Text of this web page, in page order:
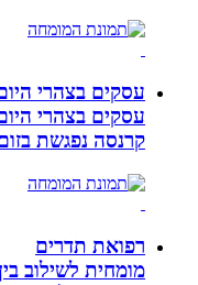
עסקים בצהרי היום
עסקים בצהרי היום -
קרנסה נפגשת בזום בימי
רפואת תדרים
מומחית לשילוב בין